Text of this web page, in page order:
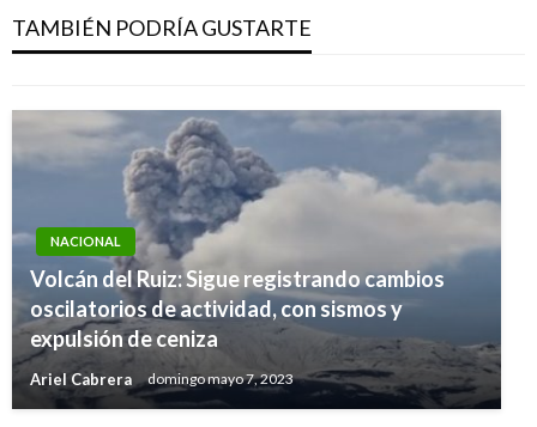
TAMBIÉN PODRÍA GUSTARTE
Américas abrirá negocios del sector en 2018
Manuel Reyes Beltran martes diciembre 26, 2017
NACIONAL
Volcán del Ruiz: Sigue registrando cambios
oscilatorios de actividad, con sismos y
expulsión de ceniza
Ariel Cabrera domingo mayo 7, 2023